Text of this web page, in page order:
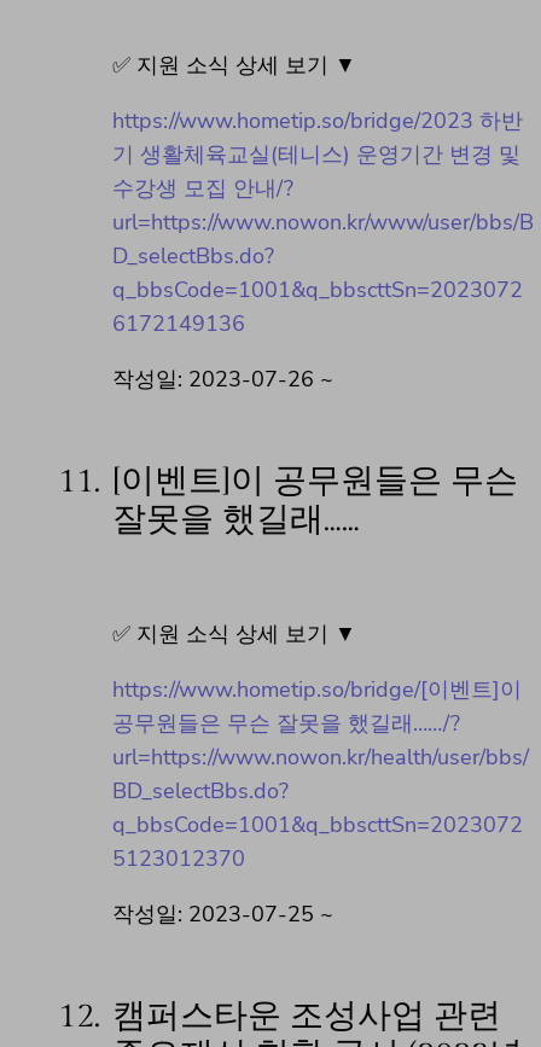
✅ 지원 소식 상세 보기 ▼
https://www.hometip.so/bridge/2023 하반
기 생활체육교실(테니스) 운영기간 변경 및
수강생 모집 안내/?
url=https://www.nowon.kr/www/user/bbs/B
D_selectBbs.do?
q_bbsCode=1001&q_bbscttSn=2023072
6172149136
작성일: 2023-07-26 ~
11.
[이벤트]이 공무원들은 무슨
잘못을 했길래……
✅ 지원 소식 상세 보기 ▼
https://www.hometip.so/bridge/[이벤트]이
공무원들은 무슨 잘못을 했길래……/?
url=https://www.nowon.kr/health/user/bbs/
BD_selectBbs.do?
q_bbsCode=1001&q_bbscttSn=2023072
5123012370
작성일: 2023-07-25 ~
12. 캠퍼스타운 조성사업 관련